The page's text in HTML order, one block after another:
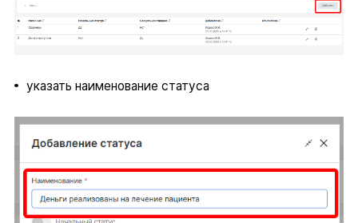
указать наименование статуса